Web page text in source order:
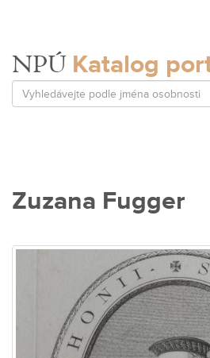
NPÚ Katalog
Zuzana Fugger